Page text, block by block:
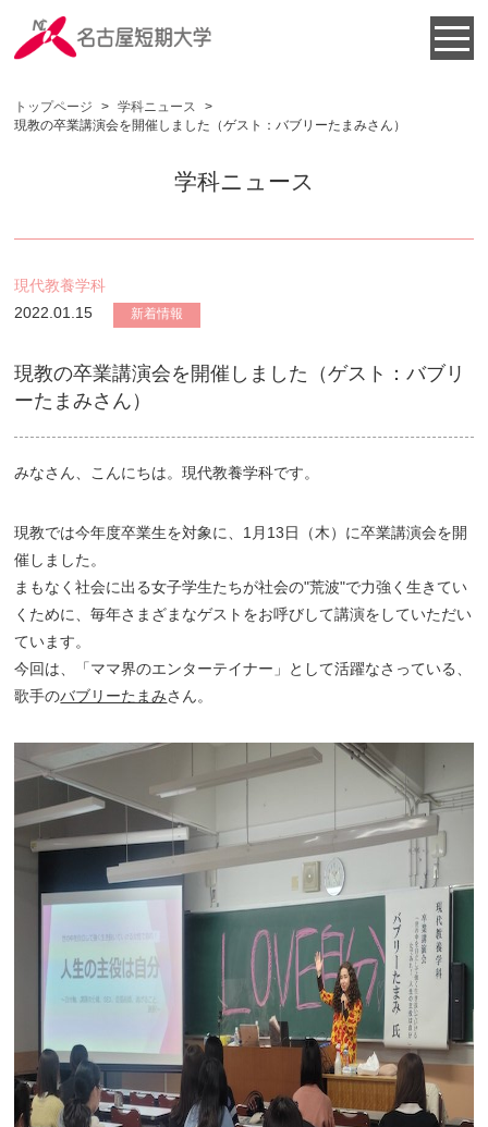
トップページ > 学科ニュース
>
現教の卒業講演会を開催しました（ゲスト：バブリーたまみさん）
学科ニュース
現代教養学科
2022.01.15
新着情報
現教の卒業講演会を開催しました（ゲスト：バブリ
ーたまみさん）
みなさん、こんにちは。現代教養学科です。
現教では今年度卒業生を対象に、1月13日（木）に卒業講演会を開
催しました。
まもなく社会に出る女子学生たちが社会の"荒波"で力強く生きてい
くために、毎年さまざまなゲストをお呼びして講演をしていただい
ています。
今回は、「ママ界のエンターテイナー」として活躍なさっている、
歌手のバブリーたまみさん。